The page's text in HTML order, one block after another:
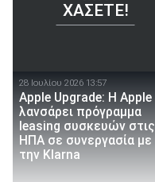
ΧΆΣΕΤΕ!
28 Ιουλίου 2026 13:57
Apple Upgrade: Η Apple
λανσάρει πρόγραμμα
leasing συσκευών στις
ΗΠΑ σε συνεργασία με
την Klarna